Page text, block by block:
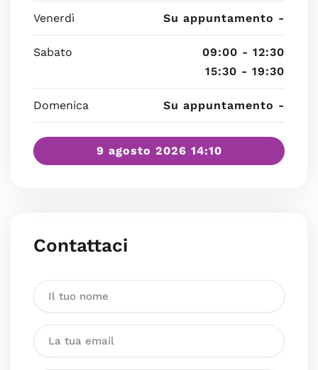
Venerdì Su appuntamento -
Sabato
09:00 - 12:30
15:30 - 19:30
Domenica Su appuntamento -
9 agosto 2026 14:10
Contattaci